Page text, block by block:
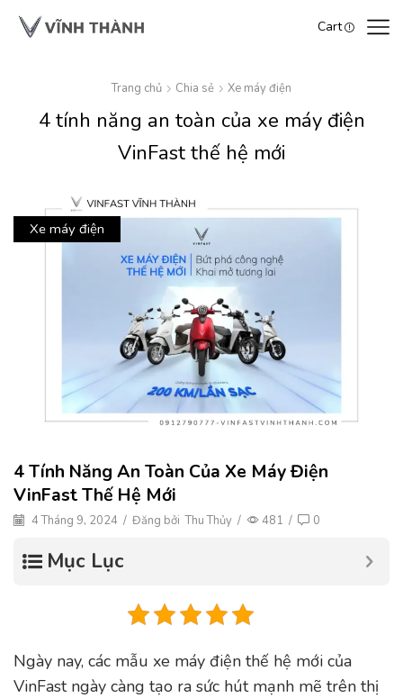
Cart
Trang chủ Chia sẻ Xe máy điện
4 tính năng an toàn của xe máy điện
VinFast thế hệ mới
Xe máy điện
4 Tính Năng An Toàn Của Xe Máy Điện
VinFast Thế Hệ Mới
4 Tháng 9, 2024 / Đăng bởi Thu Thủy / 481 / 0
Mục Lục
Ngày nay, các mẫu xe máy điện thế hệ mới của
VinFast ngày càng tạo ra sức hút mạnh mẽ trên thị